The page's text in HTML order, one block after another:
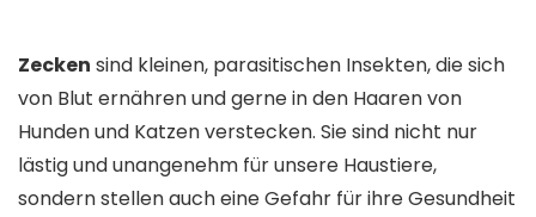
Zecken sind kleinen, parasitischen Insekten, die sich
von Blut ernähren und gerne in den Haaren von
Hunden und Katzen verstecken. Sie sind nicht nur
lästig und unangenehm für unsere Haustiere,
sondern stellen auch eine Gefahr für ihre Gesundheit